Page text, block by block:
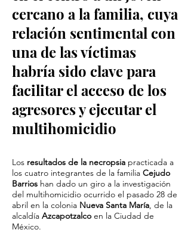
cercano a la familia, cuya
relación sentimental con
una de las víctimas
habría sido clave para
facilitar el acceso de los
agresores y ejecutar el
multihomicidio
Los resultados de la necropsia practicada a
los cuatro integrantes de la familia Cejudo
Barrios han dado un giro a la investigación
del multihomicidio ocurrido el pasado 28 de
abril en la colonia Nueva Santa María, de la
alcaldía Azcapotzalco en la Ciudad de
México.